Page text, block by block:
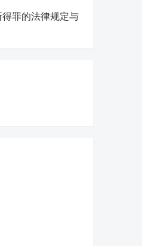
罪的法律规定与